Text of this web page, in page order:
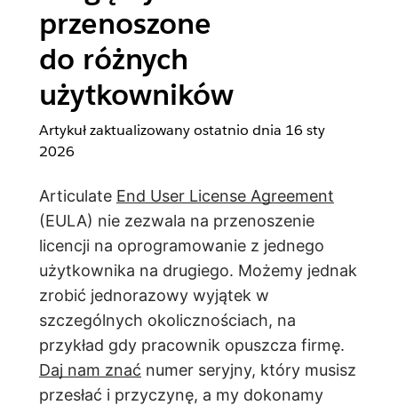
przenoszone
do różnych
użytkowników
Artykuł zaktualizowany ostatnio dnia 16 sty
2026
Articulate End User License Agreement
(EULA) nie zezwala na przenoszenie
licencji na oprogramowanie z jednego
użytkownika na drugiego. Możemy jednak
zrobić jednorazowy wyjątek w
szczególnych okolicznościach, na
przykład gdy pracownik opuszcza firmę.
Daj nam znać numer seryjny, który musisz
przesłać i przyczynę, a my dokonamy